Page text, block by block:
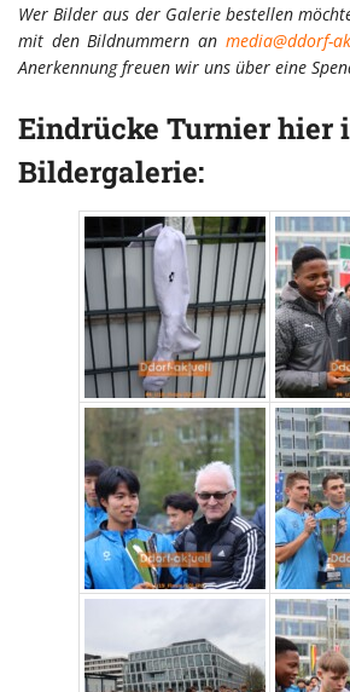
Wer Bilder aus der Galerie bestellen
mit den Bildnummern an media@ddorf-
Anerkennung freuen wir uns über eine
Eindrücke Turnier hier
Bildergalerie: